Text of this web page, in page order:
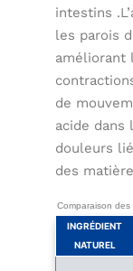
intestins
les parois
améliorant
de
acide dans
douleurs
des
Comparaison
INGRÉDIENT
NATUREL